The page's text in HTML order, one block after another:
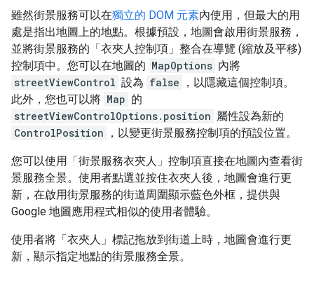
雖然街景服務可以在獨立的 DOM 元素內使用，但最大的用
處是指出地圖上的地點。根據預設，地圖會啟用街景服務，
並將街景服務的「衣夾人控制項」 整合在導覽 (縮放及平移)
控制項中。您可以在地圖的 MapOptions 內將
streetViewControl 設為 false
，以隱藏這個控制項。
此外，您也可以將 Map 的
streetViewControlOptions.position 屬性設為新的
ControlPosition
，以變更街景服務控制項的預設位置。
您可以使用「街景服務衣夾人」控制項直接在地圖內查看街
景服務全景。使用者點選並按住衣夾人後，地圖會進行更
新，在啟用街景服務的街道周圍顯示藍色外框，提供與
Google 地圖應用程式相似的使用者體驗。
使用者將「衣夾人」標記拖放到街道上時，地圖會進行更
新，顯示指定地點的街景服務全景。